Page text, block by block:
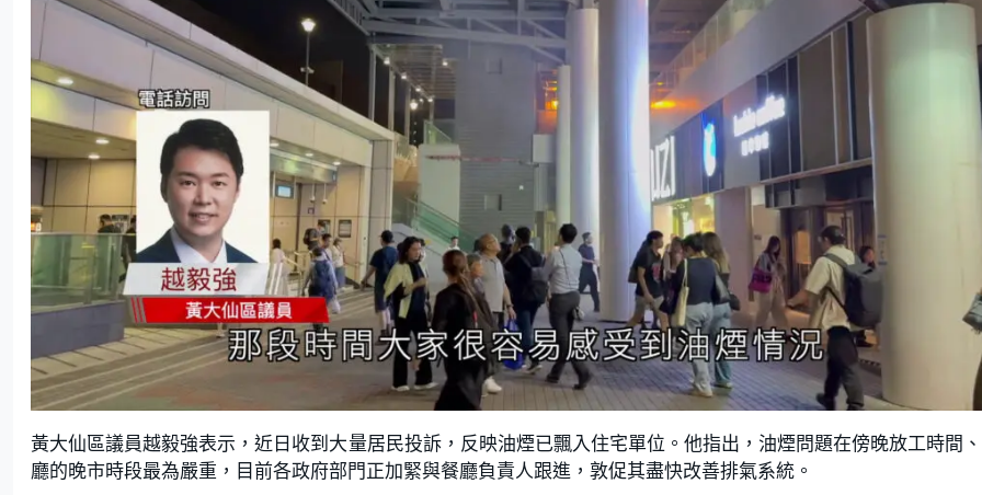
黃大仙區議員越毅強表示，近日收到大量居民投訴，反映油煙已飄入住宅單位。他指出，油煙問題在傍晚放工時間
廳的晚市時段最為嚴重，目前各政府部門正加緊與餐廳負責人跟進，敦促其盡快改善排氣系統。